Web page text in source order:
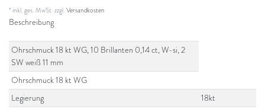
* inkl. ges. MwSt. zzgl.Versandkosten
Beschreibung
Ohrschmuck 18 kt WG, 10 Brillanten 0,14 ct, W-si, 2
SW weiß 11 mm
Ohrschmuck 18 kt WG
Legierung
18kt